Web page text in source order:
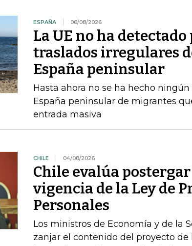
ESPAÑA 06/08/2026
La UE no ha
traslados irregulares
España peninsular
Hasta ahora no se ha hecho
España peninsular de migrantes
entrada masiva
CHILE 04/08/2026
Chile evalúa
vigencia de la Ley de
Personales
Los ministros de Economía y de la
zanjar el contenido del proyecto de